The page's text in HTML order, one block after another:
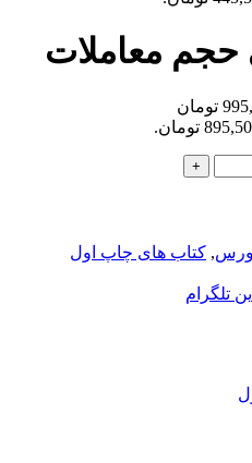
معاملات
قیمت اصلی: 995,000 تومان
, کتاب های چاپ اول
تلگرام